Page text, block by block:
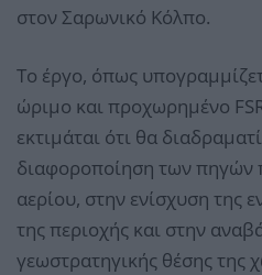
στον Σαρωνικό Κόλπο.
Tο έργο, όπως
ώριμο και προχωρημένο
εκτιμάται ότι θα
διαφοροποίηση των πηγών
αερίου, στην ενίσχυση της
της περιοχής και στην
γεωστρατηγικής θέσης της